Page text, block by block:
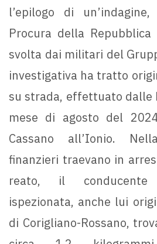
l’epilogo di
Procura della
svolta dai militari del
investigativa ha tratto
su strada, effettuato dalle
mese di agosto del
Cassano all’Ionio.
finanzieri traevano in
reato, il conducente
ispezionata, anche lui
di Corigliano-Rossano,